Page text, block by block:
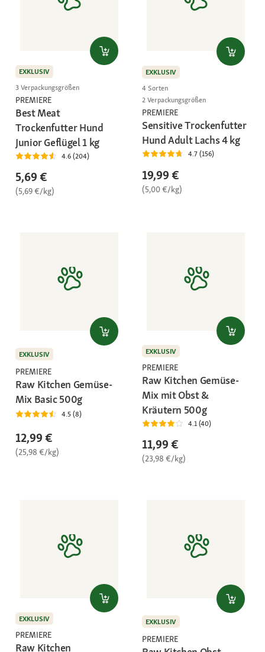
EXKLUSIV
3 Verpackungsgrößen
PREMIERE
Best Meat
Trockenfutter Hund
Junior Geflügel 1 kg
4.6 (204)
5,69 €
(5,69 €/kg)
EXKLUSIV
4 Sorten
2 Verpackungsgrößen
PREMIERE
Sensitive Trockenfutter
Hund Adult Lachs 4 kg
4.7 (156)
19,99 €
(5,00 €/kg)
EXKLUSIV
PREMIERE
Raw Kitchen Gemüse-
Mix Basic 500g
4.5 (8)
12,99 €
(25,98 €/kg)
EXKLUSIV
PREMIERE
Raw Kitchen Gemüse-
Mix mit Obst &
Kräutern 500g
4.1 (40)
11,99 €
(23,98 €/kg)
EXKLUSIV
PREMIERE
Raw Kitchen
EXKLUSIV
PREMIERE